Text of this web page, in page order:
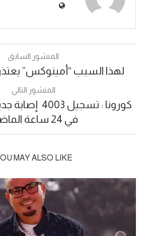
المنشور السابق
لهذا السبب “أمينوكس”
المنشور التالي
كورونا : تسجيل
في 24 ساعة الماضية
MAY ALSO LIKE